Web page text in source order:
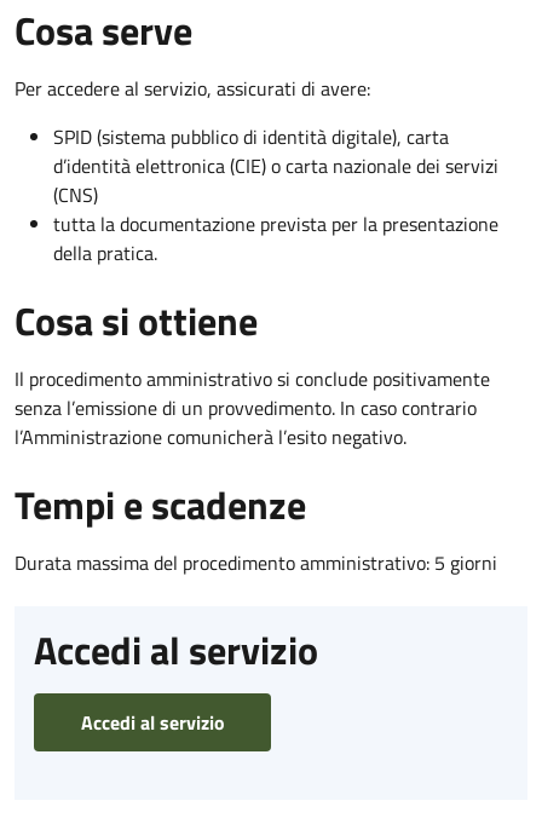
Cosa serve
Per accedere al servizio, assicurati di avere:
SPID (sistema pubblico di identità digitale), carta
d’identità elettronica (CIE) o carta nazionale dei servizi
(CNS)
tutta la documentazione prevista per la presentazione
della pratica.
Cosa si ottiene
Il procedimento amministrativo si conclude positivamente
senza l’emissione di un provvedimento. In caso contrario
l’Amministrazione comunicherà l’esito negativo.
Tempi e scadenze
Durata massima del procedimento amministrativo: 5 giorni
Accedi al servizio
Accedi al servizio